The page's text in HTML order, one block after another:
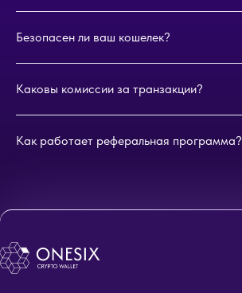
Безопасен ли ваш кошелек?
Каковы комиссии за транзакции?
Как работает реферальная программа?